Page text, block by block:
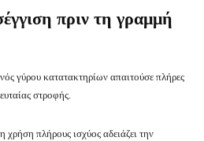
πριν τη γραμμή
γύρου κατατακτηρίων απαιτούσε πλήρες
στροφής.
πλήρους ισχύος αδειάζει την